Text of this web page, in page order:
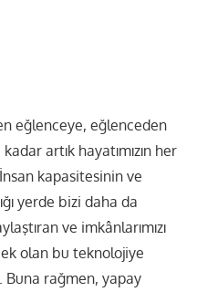
eğlenceye, eğlenceden
artık hayatımızın her
kapasitesinin ve
yerde bizi daha da
ve imkânlarımızı
olan bu teknolojiye
Buna rağmen, yapay